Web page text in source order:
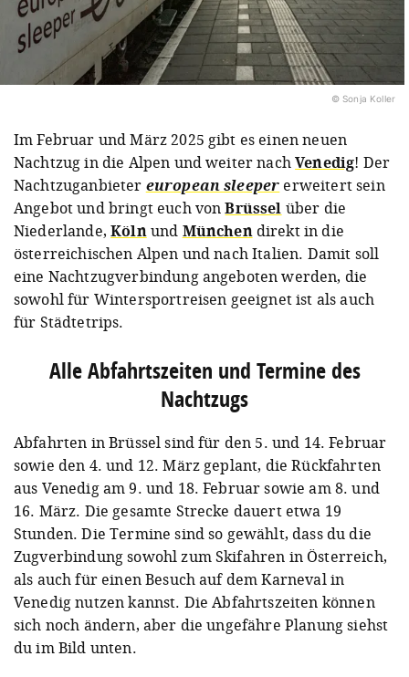
© Sonja Koller
Im Februar und März 2025 gibt es einen neuen
Nachtzug in die Alpen und weiter nachVenedig! Der
Nachtzuganbieter european sleeper erweitert sein
Angebot und bringt euch vonBrüssel über die
Niederlande,Kölnund Münchendirekt in die
österreichischen Alpen und nach Italien. Damit soll
eine Nachtzugverbindung angeboten werden, die
sowohl für Wintersportreisen geeignet ist als auch
für Städtetrips.
Alle Abfahrtszeiten und Termine des
Nachtzugs
Abfahrten in Brüssel sind für den 5. und 14. Februar
sowie den 4. und 12. März geplant, die Rückfahrten
aus Venedig am 9. und 18. Februar sowie am 8. und
16. März. Die gesamte Strecke dauert etwa 19
Stunden. Die Termine sind so gewählt, dass du die
Zugverbindung sowohl zum Skifahren in Österreich,
als auch für einen Besuch auf dem Karneval in
Venedig nutzen kannst. Die Abfahrtszeiten können
sich noch ändern, aber die ungefähre Planung siehst
du im Bild unten.